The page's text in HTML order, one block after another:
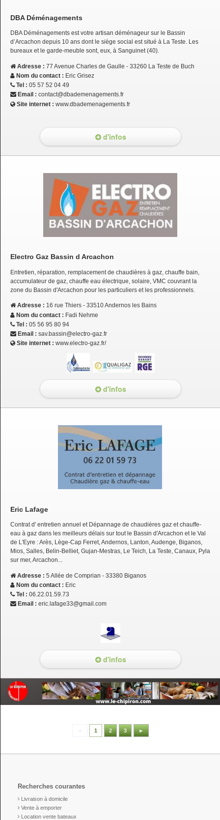
DBA Déménagements
DBA Déménagements est votre artisan déménageur sur le Bassin
d’Arcachon depuis 10 ans dont le siège social est situé à La Teste. Les
bureaux et le garde-meuble sont, eux, à Sanguinet (40).
Adresse : 77 Avenue Charles de Gaulle - 33260 La Teste de Buch
Nom du contact : Eric Grisez
Tel : 05 57 52 04 49
Email : contact@dbademenagements.fr
Site internet : www.dbademenagements.fr
d'infos
Electro Gaz Bassin d Arcachon
Entretien, réparation, remplacement de chaudières à gaz, chauffe bain,
accumulateur de gaz, chauffe eau électrique, solaire, VMC couvrant la
zone du Bassin d'Arcachon pour les particuliers et les professionnels.
Adresse : 16 rue Thiers - 33510 Andernos les Bains
Nom du contact : Fadi Nehme
Tel : 05 56 95 80 94
Email : sav.bassin@electro-gaz.fr
Site internet : www.electro-gaz.fr/
d'infos
Eric Lafage
Contrat d' entretien annuel et Dépannage de chaudières gaz et chauffe-
eau à gaz dans les meilleurs délais sur tout le Bassin d'Arcachon et le Val
de L'Eyre : Arès, Lège-Cap Ferret, Andernos, Lanton, Audenge, Biganos,
Mios, Salles, Belin-Belliet, Gujan-Mestras, Le Teich, La Teste, Canaux, Pyla
sur mer, Arcachon...
Adresse : 5 Allée de Comprian - 33380 Biganos
Nom du contact : Eric
Tel : 06.22.01.59.73
Email : eric.lafage33@gmail.com
d'infos
1 2 3 ►
Recherches courantes
Livraison à domicile
Vente à emporter
Location vente bateaux